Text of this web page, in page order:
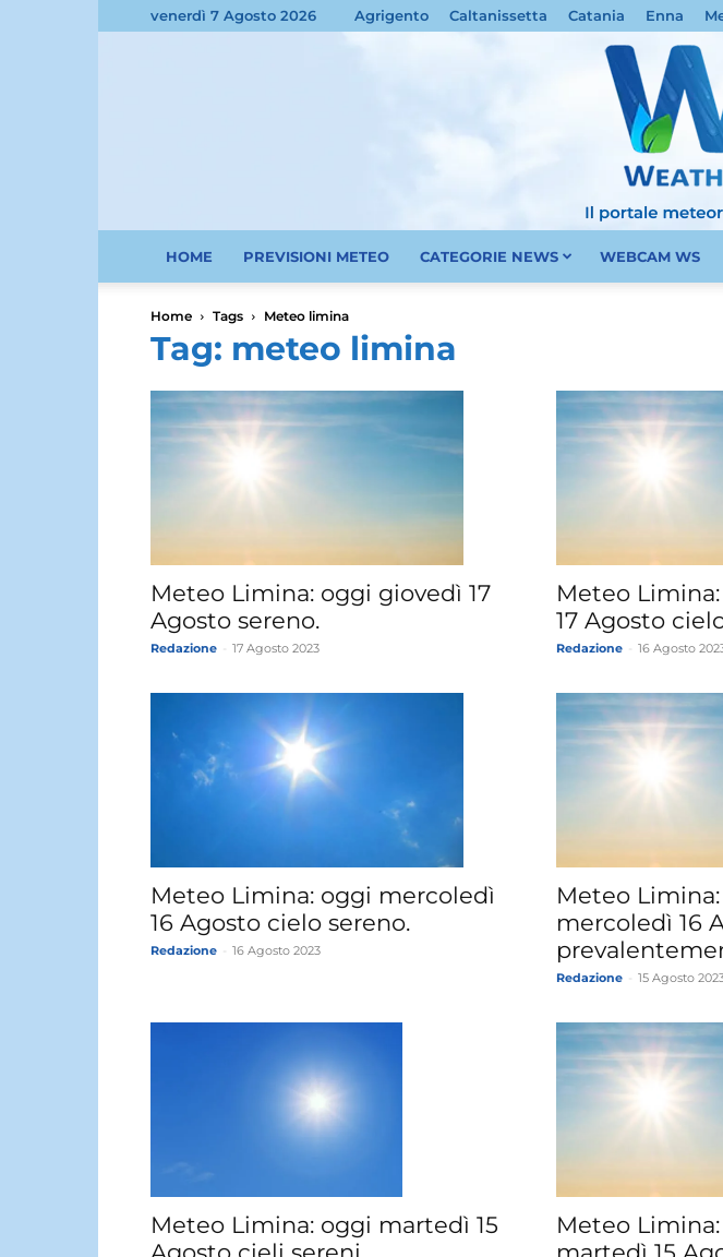
venerdì 7 Agosto 2026 Agrigento Caltanissetta Catania Enna
HOME PREVISIONI METEO CATEGORIE NEWS WEBCAM WS
Home Tags Meteo limina
Tag: meteo limina
Meteo Limina: oggi giovedì 17
Agosto sereno.
Redazione 17 Agosto 2023
Meteo
17 Agosto
Redazione 16 Agosto
Meteo Limina: oggi mercoledì
16 Agosto cielo sereno.
Redazione 16 Agosto 2023
Meteo
mercoledì 16
Redazione 15 Agosto
Meteo Limina: oggi martedì 15
Meteo